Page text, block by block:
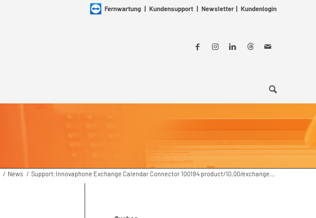
Fernwartung | Kundensupport | Newsletter | Kundenlogin
/ News / Support:Innovaphone Exchange Calendar Connector 100194 product/10.00/exchange...